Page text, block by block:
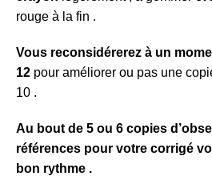
rouge à la fin .
Vous reconsidérerez à un
12 pour améliorer ou pas une
10 .
Au bout de 5 ou 6 copies
références pour votre corrigé
bon rythme .